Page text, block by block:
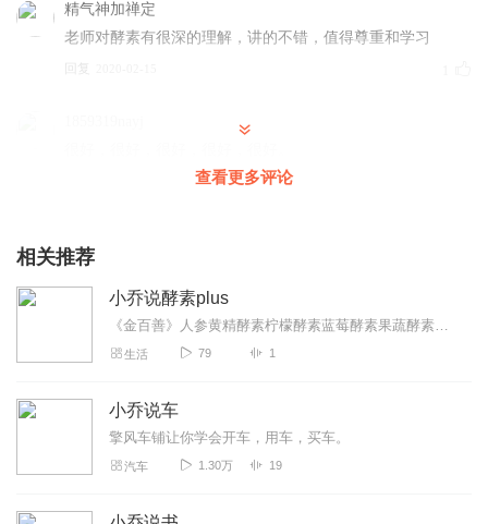
精气神加禅定
老师对酵素有很深的理解，讲的不错，值得尊重和学习
回复
主播声音挺好，内容也不错，把鲜酿酵妈妈酵素桶编辑在内
容里更好！
2019-10-08
查看更多评论
相关推荐
小乔说酵素plus
《金百善》人参黄精酵素柠檬酵素蓝莓酵素果蔬酵素粉剂酵素等酵素工厂知识传播者！主讲！研发者！
生活 79 1
小乔说车
擎风车铺让你学会开车，用车，买车。
汽车 1.30万 19